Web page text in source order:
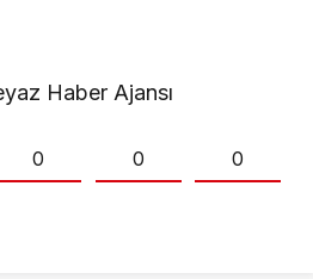
Haber Ajansı
0 0 0